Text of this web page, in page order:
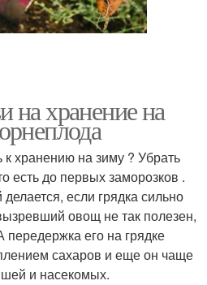
на хранение на
к хранению на зиму ? Убрать
есть до первых заморозков .
если грядка сильно
овощ не так полезен,
его на грядке
сахаров и еще он чаще
и насекомых.